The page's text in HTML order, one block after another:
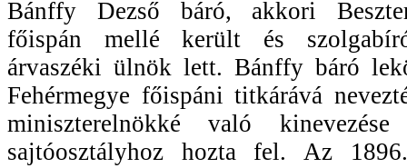
Bánffy Dezső báró, akkori
főispán mellé került és
árvaszéki ülnök lett. Bánffy báró
Fehérmegye főispáni titkárává
miniszterelnökké való
sajtóosztályhoz hozta fel. Az